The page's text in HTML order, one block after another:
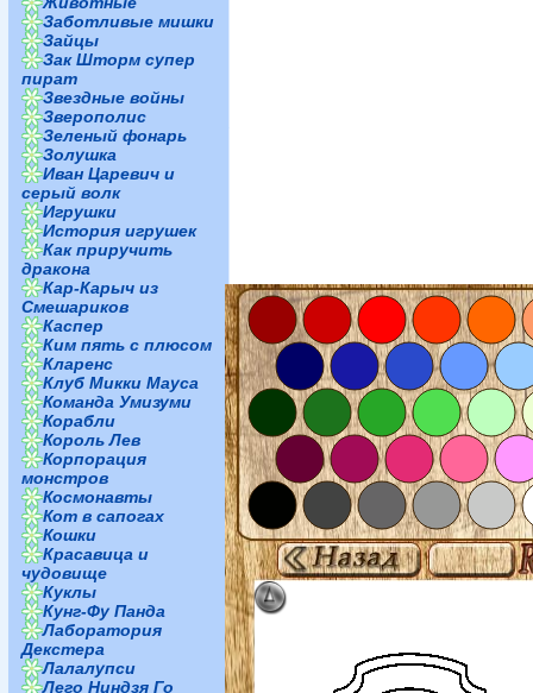
Заботливые мишки
Зайцы
Зак Шторм супер
пират
Звездные войны
Зверополис
Зеленый фонарь
Золушка
Иван Царевич и
серый волк
Игрушки
История игрушек
Как приручить
дракона
Кар-Карыч из
Смешариков
Каспер
Ким пять с плюсом
Кларенс
Клуб Микки Мауса
Команда Умизуми
Корабли
Король Лев
Корпорация
монстров
Космонавты
Кот в сапогах
Кошки
Красавица и
чудовище
Куклы
Кунг-Фу Панда
Лаборатория
Декстера
Лалалупси
Лего Ниндзя Го